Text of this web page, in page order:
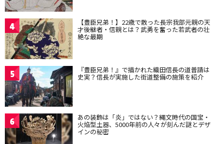
4 【豊臣兄弟！】22歳で散った長宗我部元親の天
才後継者・信親とは？武勇を奮った若武者の壮
絶な最期
5 『豊臣兄弟！』で描かれた織田信長の道普請は
史実？信長が実施した街道整備の施策を紹介
6 あの装飾は「炎」ではない？縄文時代の国宝・
火焔型土器、5000年前の人々が刻んだ謎とデザ
インの秘密